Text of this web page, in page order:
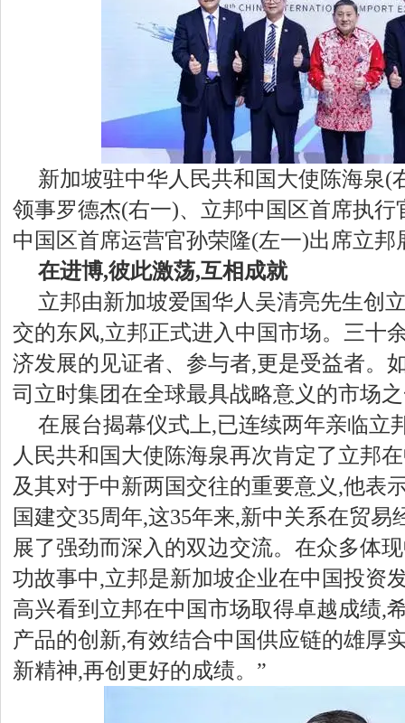
新加坡驻中华人民共和国大使陈海泉(
领事罗德杰(右一)、立邦中国区首席执
中国区首席运营官孙荣隆(左一)出席立邦
在进博,彼此激荡,互相成就
立邦由新加坡爱国华人吴清亮先生创
交的东风,立邦正式进入中国市场。三十
济发展的见证者、参与者,更是受益者。
司立时集团在全球最具战略意义的市场
在展台揭幕仪式上,已连续两年亲临立
人民共和国大使陈海泉再次肯定了立邦
及其对于中新两国交往的重要意义,他表
国建交35周年,这35年来,新中关系在贸易
展了强劲而深入的双边交流。在众多体
功故事中,立邦是新加坡企业在中国投资
高兴看到立邦在中国市场取得卓越成绩,
产品的创新,有效结合中国供应链的雄厚
新精神,再创更好的成绩。”